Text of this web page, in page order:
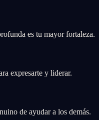
es tu mayor fortaleza.
expresarte y liderar.
de ayudar a los demás.